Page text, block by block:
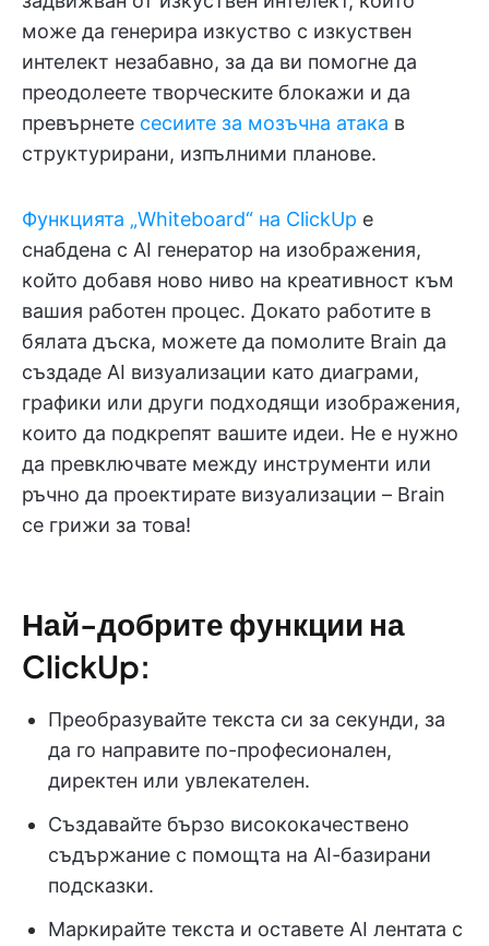
може да генерира изкуство с изкуствен
интелект незабавно, за да ви помогне да
преодолеете творческите блокажи и да
превърнете сесиите за мозъчна атака в
структурирани, изпълними планове.
Функцията „Whiteboard“ на ClickUp е
снабдена с AI генератор на изображения,
който добавя ново ниво на креативност към
вашия работен процес. Докато работите в
бялата дъска, можете да помолите Brain да
създаде AI визуализации като диаграми,
графики или други подходящи изображения,
които да подкрепят вашите идеи. Не е нужно
да превключвате между инструменти или
ръчно да проектирате визуализации – Brain
се грижи за това!
Най-добрите функции на
ClickUp:
Преобразувайте текста си за секунди, за
да го направите по-професионален,
директен или увлекателен.
Създавайте бързо висококачествено
съдържание с помощта на AI-базирани
подсказки.
Маркирайте текста и оставете AI лентата с